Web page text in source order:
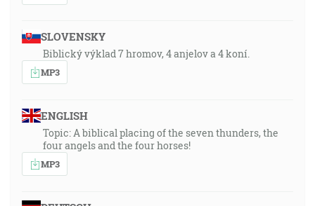
SLOVENSKY
Biblický výklad 7 hromov, 4 anjelov a 4 koní.
MP3
ENGLISH
Topic: A biblical placing of the seven thunders, the
four angels and the four horses!
MP3